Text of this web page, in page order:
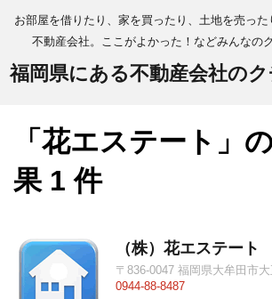
お部屋を借りたり、家を買ったり、土地を売っ
不動産会社。ここがよかった！などみんなの
福岡県にある不動産会社の
「花エステート」
果 1 件
（株）花エステート
〒836-0047 福岡県大牟田市
0944-88-8487